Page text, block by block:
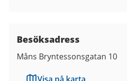
Besöksadress
Måns Bryntessonsgatan 10